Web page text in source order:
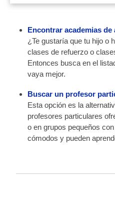
Encontrar academias
¿Te gustaría que tu hijo o
clases de refuerzo o
Entonces busca en el
vaya mejor.
Buscar un profesor
Esta opción es la
profesores particulares
o en grupos pequeños
cómodos y pueden